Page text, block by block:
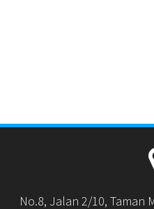
No.8, Jalan 2/10, Taman